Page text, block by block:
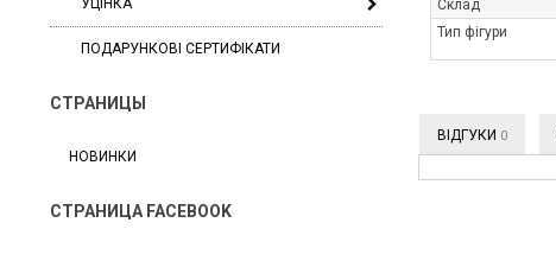
УЦІНКА
ПОДАРУНКОВІ СЕРТИФІКАТИ
СТРАНИЦЫ
НОВИНКИ
СТРАНИЦА FACEBOOK
Склад
Тип фігури
ВІДГУКИ 0